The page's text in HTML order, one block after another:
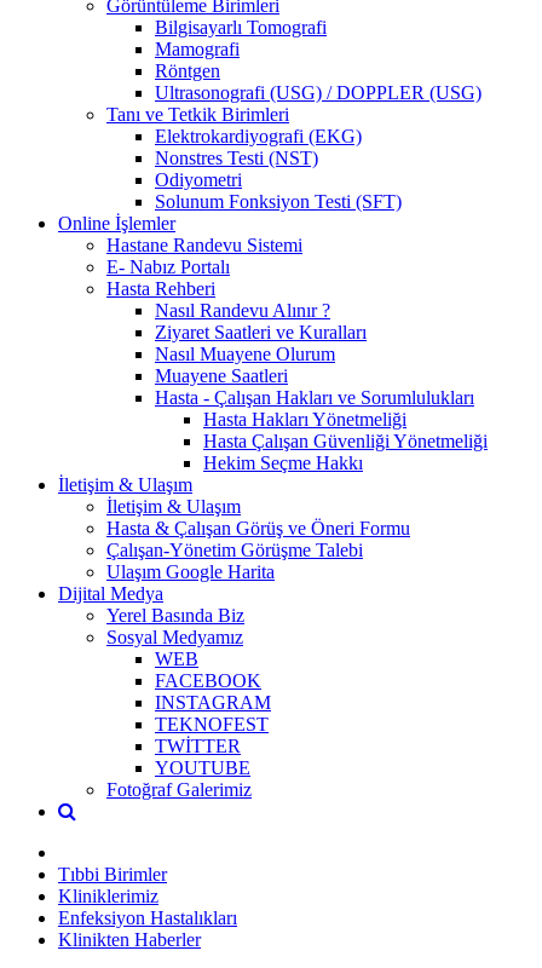
Görüntüleme Birimleri
Bilgisayarlı Tomografi
Mamografi
Röntgen
Ultrasonografi (USG) / DOPPLER (USG)
Tanı ve Tetkik Birimleri
Elektrokardiyografi (EKG)
Nonstres Testi (NST)
Odiyometri
Solunum Fonksiyon Testi (SFT)
Online İşlemler
Hastane Randevu Sistemi
E- Nabız Portalı
Hasta Rehberi
Nasıl Randevu Alınır ?
Ziyaret Saatleri ve Kuralları
Nasıl Muayene Olurum
Muayene Saatleri
Hasta - Çalışan Hakları ve Sorumlulukları
Hasta Hakları Yönetmeliği
Hasta Çalışan Güvenliği Yönetmeliği
Hekim Seçme Hakkı
İletişim & Ulaşım
İletişim & Ulaşım
Hasta & Çalışan Görüş ve Öneri Formu
Çalışan-Yönetim Görüşme Talebi
Ulaşım Google Harita
Dijital Medya
Yerel Basında Biz
Sosyal Medyamız
WEB
FACEBOOK
INSTAGRAM
TEKNOFEST
TWİTTER
YOUTUBE
Fotoğraf Galerimiz
Tıbbi Birimler
Kliniklerimiz
Enfeksiyon Hastalıkları
Klinikten Haberler